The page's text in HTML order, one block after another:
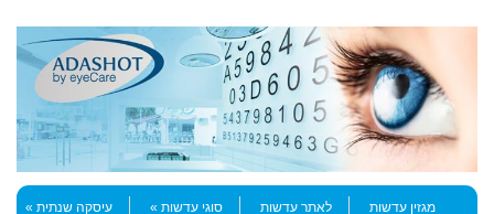
Menu
Skip to content
מגזין עדשות
לאתר עדשות סוגי עדשות
עיסקה שנתית